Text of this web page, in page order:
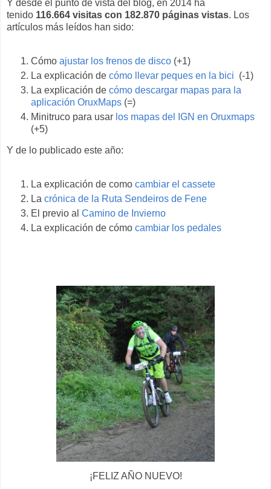
Y desde el punto de vista del blog, en 2014 ha
tenido 116.664 visitas con 182.870 páginas vistas. Los
artículos más leídos han sido:
Cómo ajustar los frenos de disco (+1)
La explicación de cómo llevar peques en la bici (-1)
La explicación de cómo descargar mapas para la
aplicación OruxMaps (=)
Minitruco para usar los mapas del IGN en Oruxmaps
(+5)
Y de lo publicado este año:
La explicación de como cambiar el cassete
La crónica de la Ruta Sendeiros de Fene
El previo al Camino de Invierno
La explicación de cómo cambiar los pedales
¡FELIZ AÑO NUEVO!